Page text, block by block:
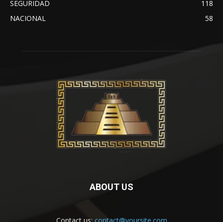
SEGURIDAD
118
NACIONAL
58
ABOUT US
Contact us: contact@yoursite.com